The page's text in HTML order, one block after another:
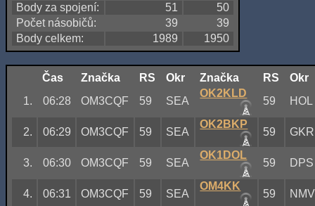
Body za spojení:
51
50
Počet násobičů:
39
39
Body celkem:
1989 1950
Čas Značka RS Okr Značka RS
Okr
1.
06:28 OM3CQF 59 SEA
OK2KLD
59 HOL
2. 06:29 OM3CQF 59 SEA
OK2BKP
59 GKR
3. 06:30 OM3CQF 59 SEA
OK1DOL
59 DPS
4. 06:31 OM3CQF 59 SEA
OM4KK
59 NMV